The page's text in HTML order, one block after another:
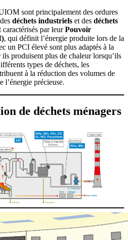
sont principalement des ordures
déchets industriels et des déchets
caractérisés par leurPouvoir
, qui définit l’énergie produite lors de la
un PCI élevé sont plus adaptés à la
produisent plus de chaleur lorsqu’ils
types de déchets, les
à la réduction des volumes de
l’énergie précieuse.
de déchets ménagers